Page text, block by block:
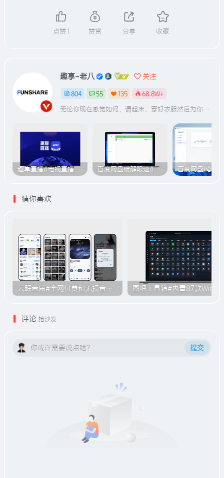
点赞 1 赞赏 分享 收藏
趣享-老八 关注
804 55 135 68.8W+
无论你现在感觉如何，请起床、穿好衣服然后为你的梦想而奋斗
趣享直播#电视直播软件#2000+个超清直播频道#支持电视和安卓手机 百度网盘破解限速#突破官方限速#满速下载#A614
猜你喜欢
云眠音乐#全网付费和无损音乐下载功能#支持导入酷我/QQ/酷狗平台歌单#B010
评论 抢沙发
你或许需要说点啥？ 提交